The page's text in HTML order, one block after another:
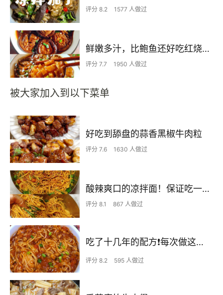
评分 8.2 1577 人做过
鲜嫩多汁，比鲍鱼还好吃红烧香菇
评分 7.7 1950 人做过
被大家加入到以下菜单
好吃到舔盘的蒜香黑椒牛肉粒
评分 7.6 1630 人做过
酸辣爽口的凉拌面！保证吃一次就上瘾
评分 8.1 867 人做过
吃了十几年的配方❗️每次做这至少吃2碗
评分 8.2 595 人做过